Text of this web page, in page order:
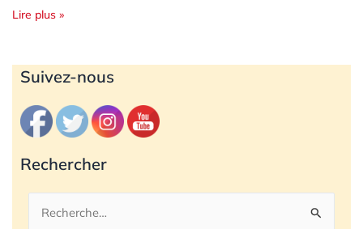
Lire plus »
Suivez-nous
Rechercher
Rechercher :
Archives